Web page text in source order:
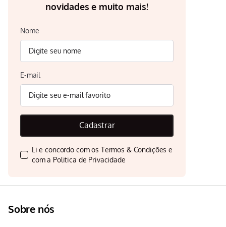
novidades e muito mais!
Nome
E-mail
Cadastrar
Li e concordo com os Termos & Condições e
com a Politica de Privacidade
Sobre nós